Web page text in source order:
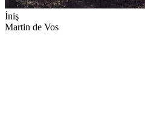
İniş
Martin de Vos